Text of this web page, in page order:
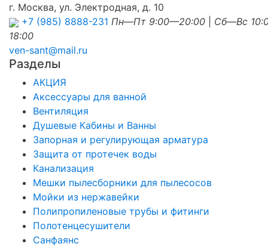
г. Москва, ул. Электродная, д. 10
+7 (985) 8888-231 Пн—Пт 9:00—20:00
Сб—Вс
18:00
ven-sant@mail.ru
Разделы
АКЦИЯ
Аксессуары для ванной
Вентиляция
Душевые Кабины и Ванны
Запорная и регулирующая арматура
Защита от протечек воды
Канализация
Мешки пылесборники для пылесосов
Мойки из нержавейки
Полипропиленовые трубы и фитинги
Полотенцесушители
Санфаянс